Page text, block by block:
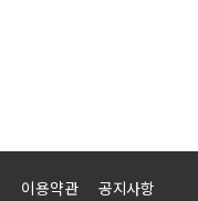
이용약관 공지사항